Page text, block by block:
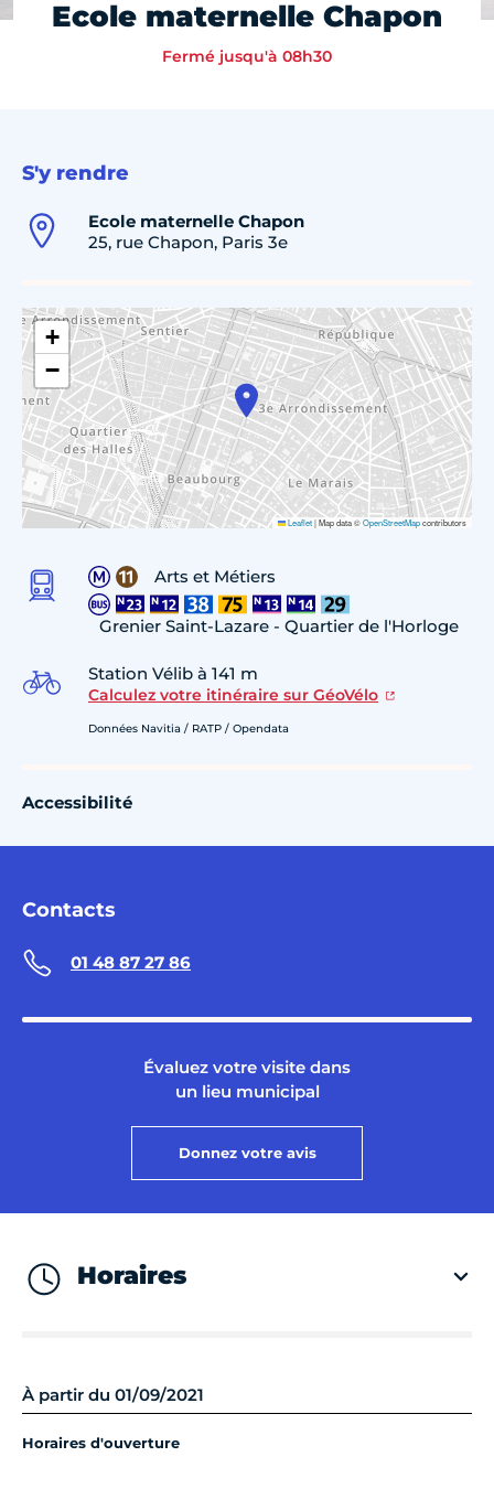
Ecole maternelle Chapon
Fermé jusqu'à 08h30
S'y rendre
Ecole maternelle Chapon
25, rue Chapon, Paris 3e
+
−
Leaflet|Map data ©OpenStreetMapcontributors
Arts et Métiers
Grenier Saint-Lazare - Quartier de l'Horloge
Station Vélib à 141 m
Calculez votre itinéraire sur GéoVélo
Données Navitia / RATP / Opendata
Accessibilité
Contacts
01 48 87 27 86
Évaluez votre visite dans
un lieu municipal
Donnez votre avis
Horaires
À partir du 01/09/2021
Horaires d'ouverture